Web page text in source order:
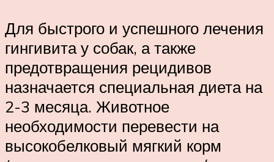
Для быстрого и успешного лечения
гингивита у собак, а также
предотвращения рецидивов
назначается специальная диета на
2-3 месяца. Животное
необходимости перевести на
высокобелковый мягкий корм